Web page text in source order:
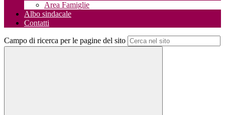
Area Famiglie
Albo sindacale
Contatti
Campo di ricerca per le pagine del sito